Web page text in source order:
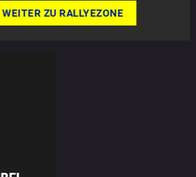
WEITER ZU RALLYEZONE